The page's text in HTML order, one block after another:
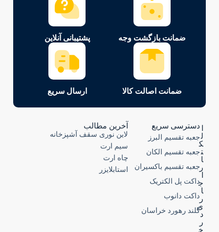
ضمانت بازگشت وجه پشتیبانی آنلاین
ضمانت اصالت کالا ارسال سریع
ل
ک
ت
ا
ر
ج
ا
ر
ی
د
ر
خ
دسترسی سریع
جعبه تقسیم البرز
جعبه تقسیم الکان
جعبه تقسیم باکسیران
داکت پل الکتریک
داکت دانوب
گلند رهورد خراسان
آخرین مطالب
لاین نوری سقف آشپزخانه
سیم ارت
چاه ارت
استابلایزر